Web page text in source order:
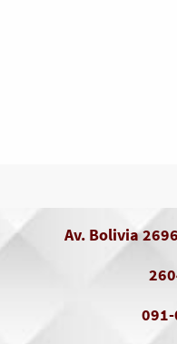
Av. Bolivia